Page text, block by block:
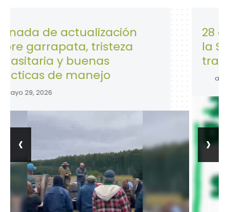
actualización
tristeza
buenas
manejo
28 de Abril:
la Seguridad
trabajo.
abril 28, 2026
‹ ›